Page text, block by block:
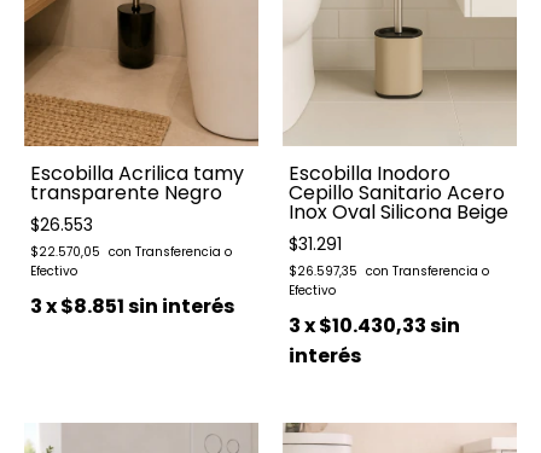
Escobilla Acrilica tamy
transparente Negro
$26.553
$22.570,05
3x$8.851sin interés
Escobilla Inodoro
Cepillo Sanitario Acero
Inox Oval Silicona Beige
$31.291
$26.597,35
3x$10.430,33sin
interés